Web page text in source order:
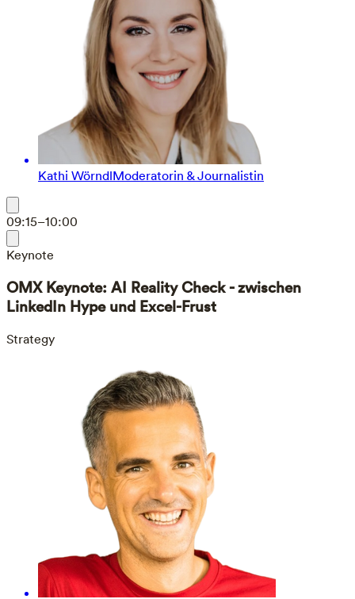
Kathi WörndlModeratorin & Journalistin
09:15–10:00
Keynote
OMX Keynote: AI Reality Check - zwischen
LinkedIn Hype und Excel-Frust
Strategy